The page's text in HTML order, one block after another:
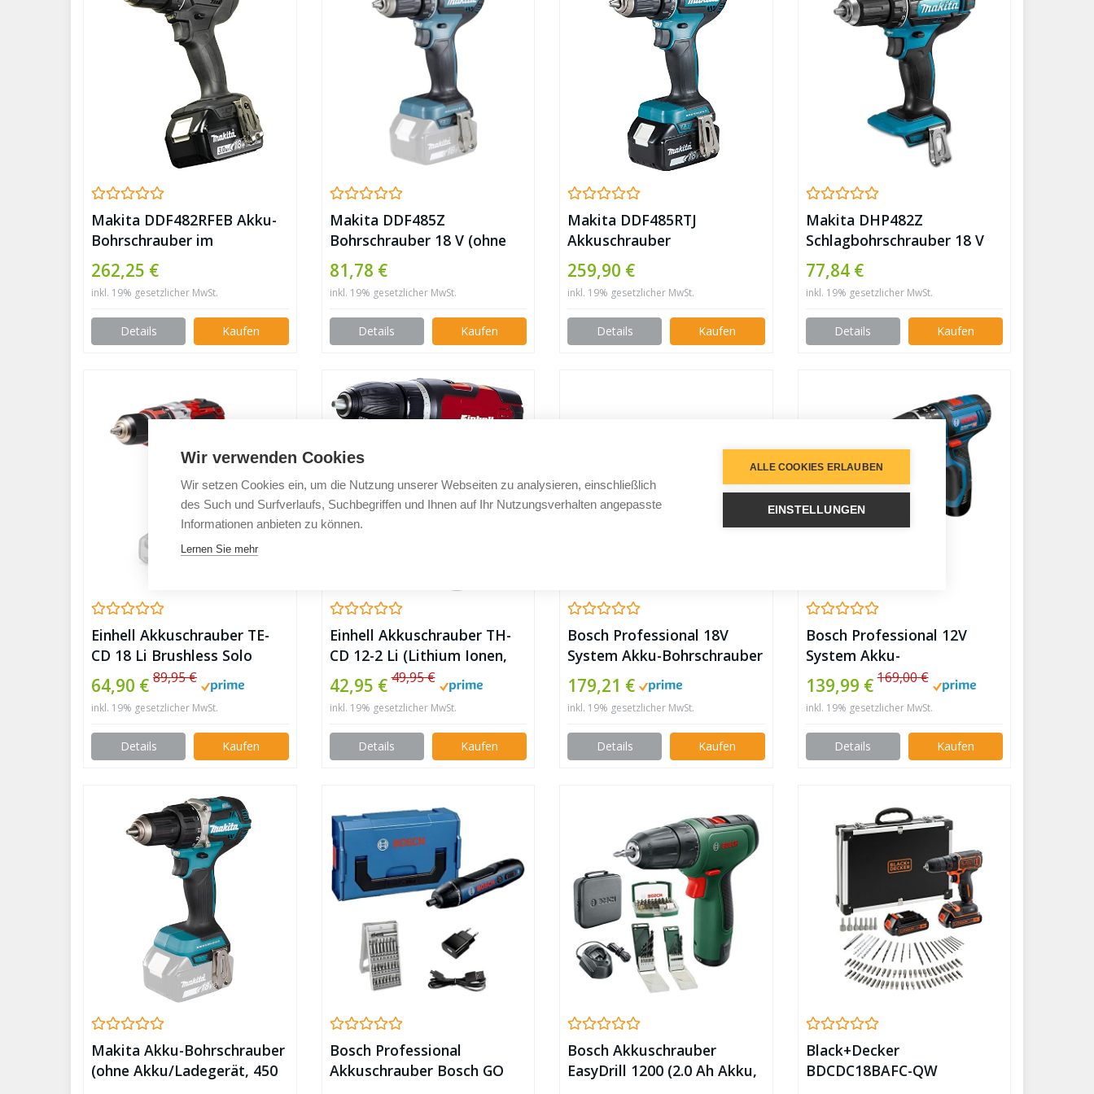
Makita DDF482RFEB Akku-
Bohrschrauber im
Transportkoffer DDF 482
RFEB 2×18,0V-LI 3,0Ah, 1 W,
18 V, Schwarz
262,25 €
inkl. 19% gesetzlicher MwSt.
Details Kaufen
Makita DDF485Z
Bohrschrauber 18 V (ohne
Akku, ohne Ladegerät),
Blau, Silber
81,78 €
inkl. 19% gesetzlicher MwSt.
Details Kaufen
Makita DDF485RTJ
Akkuschrauber
259,90 €
inkl. 19% gesetzlicher MwSt.
Details Kaufen
Makita DHP482Z
Schlagbohrschrauber 18 V
(ohne Akku, ohne
Ladegerät), Blau, Silber,
Small
77,84 €
inkl. 19% gesetzlicher MwSt.
Details Kaufen
Einhell Akkuschrauber TE-
CD 18 Li Brushless Solo
Power X-Change (Li-Ion, 18
V, 2 Gang, 60 Nm, LED Licht,
ohne Akku und Ladegerät)
64,90 € 89,95 €
inkl. 19% gesetzlicher MwSt.
Details Kaufen
Einhell Akkuschrauber TH-
CD 12-2 Li (Lithium Ionen,
12 V, 1,3 Ah, 2 Gang, 24 Nm,
Ladegerät, Koffer)
42,95 €49,95 €
inkl. 19% gesetzlicher MwSt.
Details Kaufen
Bosch Professional 18V
System Akku-Bohrschrauber
GSR 18V-21 (max.
Drehmoment: 55 Nm, inkl.
2×2,0 Ah Akku, Ladegerät
GAL 18 V-20, in L-BOXX)
179,21 €
inkl. 19% gesetzlicher MwSt.
Details Kaufen
Bosch Professional 12V
System Akku-
Schlagbohrschrauber GSB
12V-15 (inkl. 2×2.0 Ah Akku,
Ladegerät GAL 12V-20,
39tlg.-Zubehör-Set, in
Tasche) – Amazon Edition
139,99 €169,00 €
inkl. 19% gesetzlicher MwSt.
Details Kaufen
Makita Akku-Bohrschrauber
(ohne Akku/Ladegerät, 450
Bosch Professional
Akkuschrauber Bosch GO
Bosch Akkuschrauber
EasyDrill 1200 (2.0 Ah Akku,
Black+Decker
BDCDC18BAFC-QW
Wir verwenden Cookies
Wir setzen Cookies ein, um die Nutzung unserer Webseiten zu analysieren, einschließlich
des Such und Surfverlaufs, Suchbegriffen und Ihnen auf Ihr Nutzungsverhalten angepasste
Informationen anbieten zu können.
Lernen Sie mehr
ALLE COOKIES ERLAUBEN
EINSTELLUNGEN